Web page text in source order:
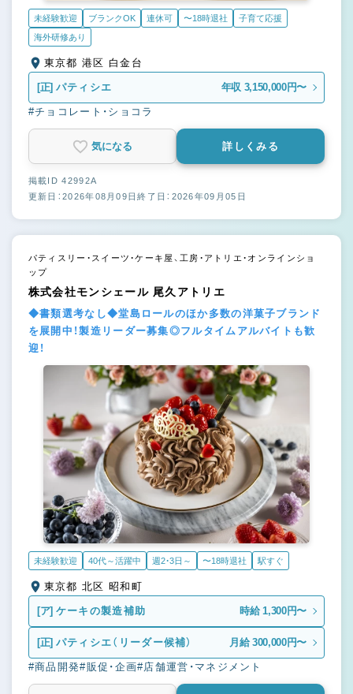
未経験歓迎 ブランクOK 連休可 〜18時退社
子育て応援
海外研修あり
東京都 港区 白金台
[正] パティシエ 年収 3,150,000円〜
#チョコレート・ショコラ
気になる 詳しくみる
掲載ID 42992A
更新日：2026年08月09日終了日：2026年09月05日
パティスリー・スイーツ・ケーキ屋、工房・アトリエ・オンラインショ
ップ
株式会社モンシェール 尾久アトリエ
◆書類選考なし◆堂島ロールのほか多数の洋菓子ブランド
を展開中！製造リーダー募集◎フルタイムアルバイトも歓
迎！
未経験歓迎 40代～活躍中 週2・3日～ 〜18時退社 駅すぐ
東京都 北区 昭和町
[ア] ケーキの製造補助 時給 1,300円〜
[正] パティシエ（リーダー候補） 月給 300,000円〜
#商品開発#販促・企画#店舗運営・マネジメント